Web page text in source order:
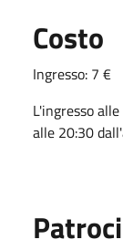
Costo
Ingresso: 7 €
L'ingresso
alle 20:30